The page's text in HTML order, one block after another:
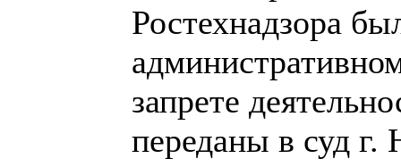
Ростехнадзора
запрете
переданы в суд г.